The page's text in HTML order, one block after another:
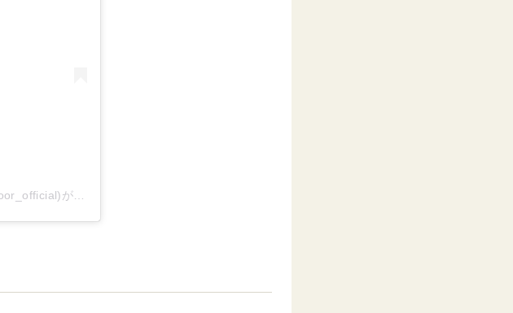
MOREDOOR｜カラダの悩み / 性教育 / LGBTQ+ …(@moredoor_official)がシェアした投稿